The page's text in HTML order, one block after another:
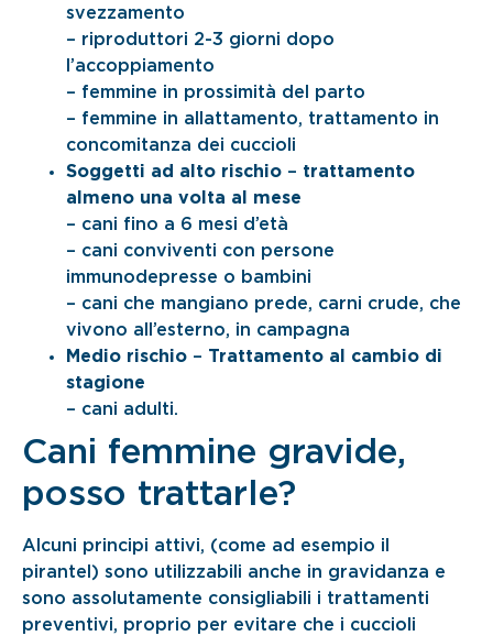
svezzamento
– riproduttori 2-3 giorni dopo
l’accoppiamento
– femmine in prossimità del parto
– femmine in allattamento, trattamento in
concomitanza dei cuccioli
Soggetti ad alto rischio – trattamento
almeno una volta al mese
– cani fino a 6 mesi d’età
– cani conviventi con persone
immunodepresse o bambini
– cani che mangiano prede, carni crude, che
vivono all’esterno, in campagna
Medio rischio – Trattamento al cambio di
stagione
– cani adulti.
Cani femmine gravide,
posso trattarle?
Alcuni principi attivi, (come ad esempio il
pirantel) sono utilizzabili anche in gravidanza e
sono assolutamente consigliabili i trattamenti
preventivi, proprio per evitare che i cuccioli